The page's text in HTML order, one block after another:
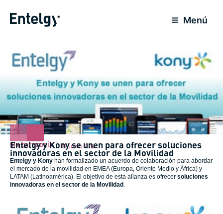
Menú
SIN CATEGORÍA 30 Junio 2014
Entelgy y Kony se unen para ofrecer soluciones
innovadoras en el sector de la Movilidad
Entelgy y Kony han formalizado un acuerdo de colaboración para abordar
el mercado de la movilidad en EMEA (Europa, Oriente Medio y África) y
LATAM (Latinoamérica). El objetivo de esta alianza es ofrecer soluciones
innovadoras en el sector de la Movilidad .